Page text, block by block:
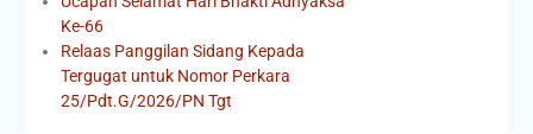
Ke-66
Relaas Panggilan Sidang Kepada
Tergugat untuk Nomor Perkara
25/Pdt.G/2026/PN Tgt